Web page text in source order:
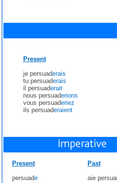
Present
je persuaderais
tu persuaderais
il persuaderait
nous persuaderions
vous persuaderiez
ils persuaderaient
Present
persuade
Past
aie